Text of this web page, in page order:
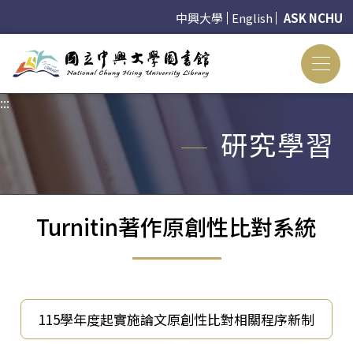
中興大學 English ASK NCHU
:::
研究學習
Turnitin著作原創性比對系統
115學年度起實施論文原創性比對相關程序新制